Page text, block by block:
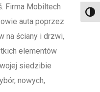
Firma Mobiltech
auta poprzez
na ściany i drzwi,
elementów
siedzibie
nowych,